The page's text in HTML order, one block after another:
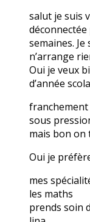
salut je suis
semaines.
n’arrange
Oui je veux
d’année
franchement
sous
mais bon on
Oui je
mes
les maths
prends soin